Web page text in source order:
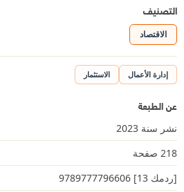
التصنيف
الاقتصاد
إدارة الأعمال الاستثمار
عن الطبعة
نشر سنة 2023
218 صفحة
[ردمك 13] 9789777796606